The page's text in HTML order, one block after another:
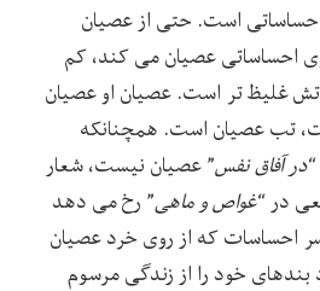
است. حتی از عصیان
احساساتی عصیان می کند، کم
غلیظ تر است. عصیان او عصیان
تب عصیان است. همچنانکه
در آفاق نفس” عصیان نیست، شعار
در “غواص و ماهی” رخ می دهد
احساسات که از روی خرد عصیان
خود را از زندگی مرسوم